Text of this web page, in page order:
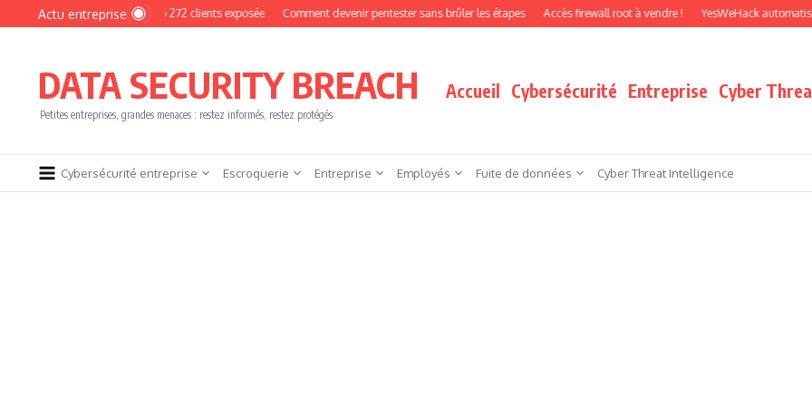
Aller au contenu
Actu entreprise
MyPhoto : une base de 16 272 clients exposée Comment devenir pentester sans brûler les étapes Accès firewall root à vendre ! YesWeHack automatise le
DATA SECURITY BREACH
Petites entreprises, grandes menaces : restez informés, restez protégés
Accueil Cybersécurité Entreprise Cyber
Cybersécurité entreprise Escroquerie Entreprise Employés Fuite de données Cyber Threat Intelligence